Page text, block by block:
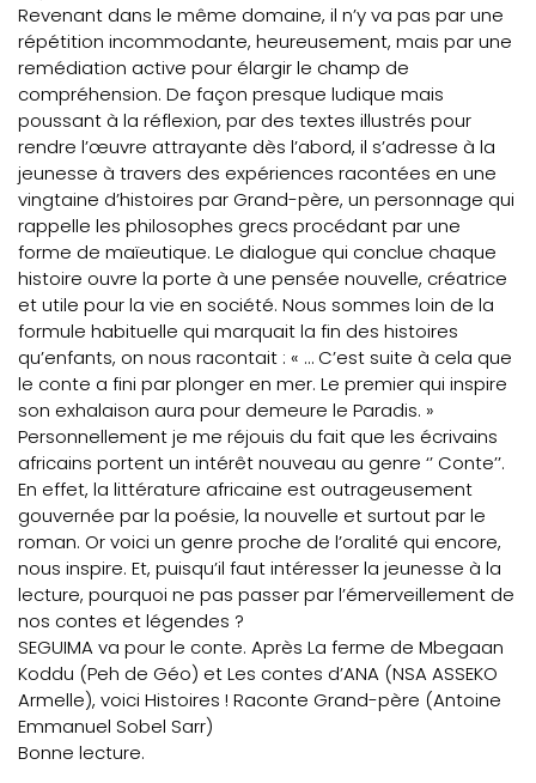
Revenant dans le même domaine, il n’y va pas par une
répétition incommodante, heureusement, mais par une
remédiation active pour élargir le champ de
compréhension. De façon presque ludique mais
poussant à la réflexion, par des textes illustrés pour
rendre l’œuvre attrayante dès l’abord, il s’adresse à la
jeunesse à travers des expériences racontées en une
vingtaine d’histoires par Grand-père, un personnage qui
rappelle les philosophes grecs procédant par une
forme de maïeutique. Le dialogue qui conclue chaque
histoire ouvre la porte à une pensée nouvelle, créatrice
et utile pour la vie en société. Nous sommes loin de la
formule habituelle qui marquait la fin des histoires
qu’enfants, on nous racontait : « … C’est suite à cela que
le conte a fini par plonger en mer. Le premier qui inspire
son exhalaison aura pour demeure le Paradis. »
Personnellement je me réjouis du fait que les écrivains
africains portent un intérêt nouveau au genre ‘’ Conte’’.
En effet, la littérature africaine est outrageusement
gouvernée par la poésie, la nouvelle et surtout par le
roman. Or voici un genre proche de l’oralité qui encore,
nous inspire. Et, puisqu’il faut intéresser la jeunesse à la
lecture, pourquoi ne pas passer par l’émerveillement de
nos contes et légendes ?
SEGUIMA va pour le conte. Après La ferme de Mbegaan
Koddu (Peh de Géo) et Les contes d’ANA (NSA ASSEKO
Armelle), voici Histoires ! Raconte Grand-père (Antoine
Emmanuel Sobel Sarr)
Bonne lecture.